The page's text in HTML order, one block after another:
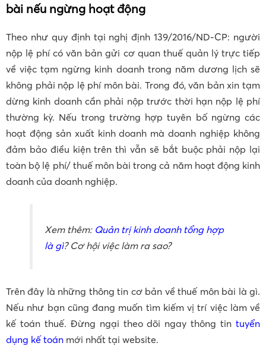
bài nếu ngừng hoạt động
Theo như quy định tại nghị định 139/2016/ND-CP: người
nộp lệ phí có văn bản gửi cơ quan thuế quản lý trực tiếp
về việc tạm ngừng kinh doanh trong năm dương lịch sẽ
không phải nộp lệ phí môn bài. Trong đó, văn bản xin tạm
dừng kinh doanh cần phải nộp trước thời hạn nộp lệ phí
thường kỳ. Nếu trong trường hợp tuyên bố ngừng các
hoạt động sản xuất kinh doanh mà doanh nghiệp không
đảm bảo điều kiện trên thì vẫn sẽ bắt buộc phải nộp lại
toàn bộ lệ phí/ thuế môn bài trong cả năm hoạt động kinh
doanh của doanh nghiệp.
Xem thêm: Quản trị kinh doanh tổng hợp
là gì? Cơ hội việc làm ra sao?
Trên đây là những thông tin cơ bản về thuế môn bài là gì.
Nếu như bạn cũng đang muốn tìm kiếm vị trí việc làm về
kế toán thuế. Đừng ngại theo dõi ngay thông tin tuyển
dụng kế toán mới nhất tại website.